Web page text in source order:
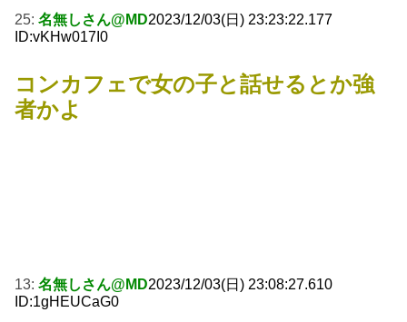
25: 名無しさん@MD2023/12/03(日) 23:23:22.177
ID:vKHw017I0
コンカフェで女の子と話せるとか強
者かよ
13: 名無しさん@MD2023/12/03(日) 23:08:27.610
ID:1gHEUCaG0